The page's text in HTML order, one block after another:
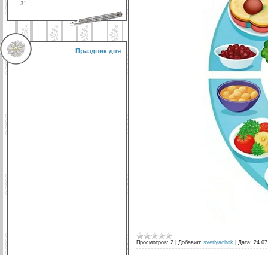
31
Праздник дня
Просмотров: 2 Добавил: svetlyachok Дата: